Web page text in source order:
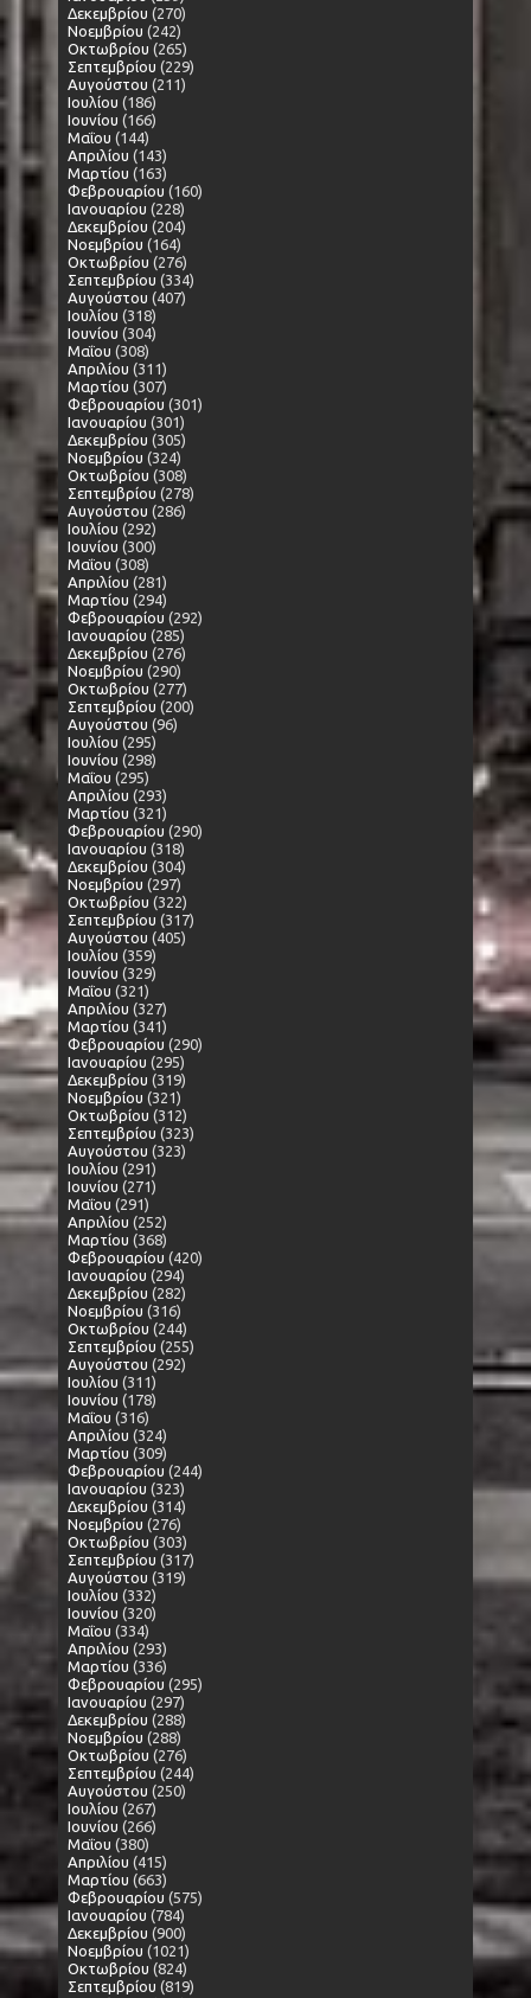
Δεκεμβρίου (270)
Νοεμβρίου (242)
Οκτωβρίου (265)
Σεπτεμβρίου (229)
Αυγούστου (211)
Ιουλίου (186)
Ιουνίου (166)
Μαΐου (144)
Απριλίου (143)
Μαρτίου (163)
Φεβρουαρίου (160)
Ιανουαρίου (228)
Δεκεμβρίου (204)
Νοεμβρίου (164)
Οκτωβρίου (276)
Σεπτεμβρίου (334)
Αυγούστου (407)
Ιουλίου (318)
Ιουνίου (304)
Μαΐου (308)
Απριλίου (311)
Μαρτίου (307)
Φεβρουαρίου (301)
Ιανουαρίου (301)
Δεκεμβρίου (305)
Νοεμβρίου (324)
Οκτωβρίου (308)
Σεπτεμβρίου (278)
Αυγούστου (286)
Ιουλίου (292)
Ιουνίου (300)
Μαΐου (308)
Απριλίου (281)
Μαρτίου (294)
Φεβρουαρίου (292)
Ιανουαρίου (285)
Δεκεμβρίου (276)
Νοεμβρίου (290)
Οκτωβρίου (277)
Σεπτεμβρίου (200)
Αυγούστου (96)
Ιουλίου (295)
Ιουνίου (298)
Μαΐου (295)
Απριλίου (293)
Μαρτίου (321)
Φεβρουαρίου (290)
Ιανουαρίου (318)
Δεκεμβρίου (304)
Νοεμβρίου (297)
Οκτωβρίου (322)
Σεπτεμβρίου (317)
Αυγούστου (405)
Ιουλίου (359)
Ιουνίου (329)
Μαΐου (321)
Απριλίου (327)
Μαρτίου (341)
Φεβρουαρίου (290)
Ιανουαρίου (295)
Δεκεμβρίου (319)
Νοεμβρίου (321)
Οκτωβρίου (312)
Σεπτεμβρίου (323)
Αυγούστου (323)
Ιουλίου (291)
Ιουνίου (271)
Μαΐου (291)
Απριλίου (252)
Μαρτίου (368)
Φεβρουαρίου (420)
Ιανουαρίου (294)
Δεκεμβρίου (282)
Νοεμβρίου (316)
Οκτωβρίου (244)
Σεπτεμβρίου (255)
Αυγούστου (292)
Ιουλίου (311)
Ιουνίου (178)
Μαΐου (316)
Απριλίου (324)
Μαρτίου (309)
Φεβρουαρίου (244)
Ιανουαρίου (323)
Δεκεμβρίου (314)
Νοεμβρίου (276)
Οκτωβρίου (303)
Σεπτεμβρίου (317)
Αυγούστου (319)
Ιουλίου (332)
Ιουνίου (320)
Μαΐου (334)
Απριλίου (293)
Μαρτίου (336)
Φεβρουαρίου (295)
Ιανουαρίου (297)
Δεκεμβρίου (288)
Νοεμβρίου (288)
Οκτωβρίου (276)
Σεπτεμβρίου (244)
Αυγούστου (250)
Ιουλίου (267)
Ιουνίου (266)
Μαΐου (380)
Απριλίου (415)
Μαρτίου (663)
Φεβρουαρίου (575)
Ιανουαρίου (784)
Δεκεμβρίου (900)
Νοεμβρίου (1021)
Οκτωβρίου (824)
Σεπτεμβρίου (819)